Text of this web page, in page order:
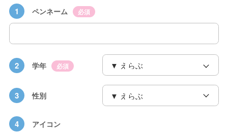
1 ペンネーム 必須
2 学年 必須
3 性別
4 アイコン